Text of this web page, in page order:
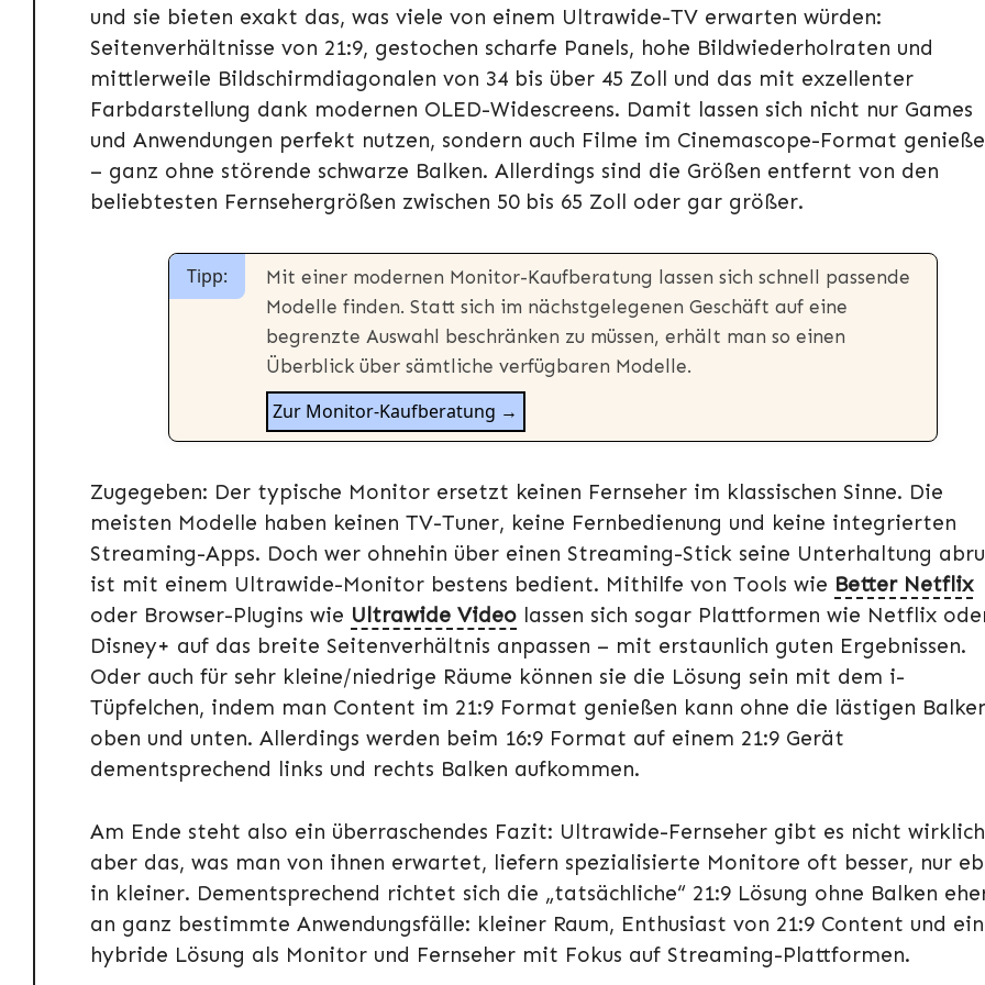
und sie bieten exakt das, was viele von einem Ultrawide-TV erwarten würden:
Seitenverhältnisse von 21:9, gestochen scharfe Panels, hohe Bildwiederholraten und
mittlerweile Bildschirmdiagonalen von 34 bis über 45 Zoll und das mit exzellenter
Farbdarstellung dank modernen OLED-Widescreens. Damit lassen sich nicht nur Games
und Anwendungen perfekt nutzen, sondern auch Filme im Cinemascope-Format
– ganz ohne störende schwarze Balken. Allerdings sind die Größen entfernt von den
beliebtesten Fernsehergrößen zwischen 50 bis 65 Zoll oder gar größer.
Tipp:
Mit einer modernen Monitor-Kaufberatung lassen sich schnell passende
Modelle finden. Statt sich im nächstgelegenen Geschäft auf eine
begrenzte Auswahl beschränken zu müssen, erhält man so einen
Überblick über sämtliche verfügbaren Modelle.
Zur Monitor-Kaufberatung →
Zugegeben: Der typische Monitor ersetzt keinen Fernseher im klassischen Sinne. Die
meisten Modelle haben keinen TV-Tuner, keine Fernbedienung und keine integrierten
Streaming-Apps. Doch wer ohnehin über einen Streaming-Stick seine Unterhaltung
ist mit einem Ultrawide-Monitor bestens bedient. Mithilfe von Tools wie Better Netflix
oder Browser-Plugins wie Ultrawide Video lassen sich sogar Plattformen wie Netflix
Disney+ auf das breite Seitenverhältnis anpassen – mit erstaunlich guten Ergebnissen.
Oder auch für sehr kleine/niedrige Räume können sie die Lösung sein mit dem i-
Tüpfelchen, indem man Content im 21:9 Format genießen kann ohne die lästigen
oben und unten. Allerdings werden beim 16:9 Format auf einem 21:9 Gerät
dementsprechend links und rechts Balken aufkommen.
Am Ende steht also ein überraschendes Fazit: Ultrawide-Fernseher gibt es nicht
aber das, was man von ihnen erwartet, liefern spezialisierte Monitore oft besser, nur
in kleiner. Dementsprechend richtet sich die „tatsächliche“ 21:9 Lösung ohne Balken
an ganz bestimmte Anwendungsfälle: kleiner Raum, Enthusiast von 21:9 Content und
hybride Lösung als Monitor und Fernseher mit Fokus auf Streaming-Plattformen.